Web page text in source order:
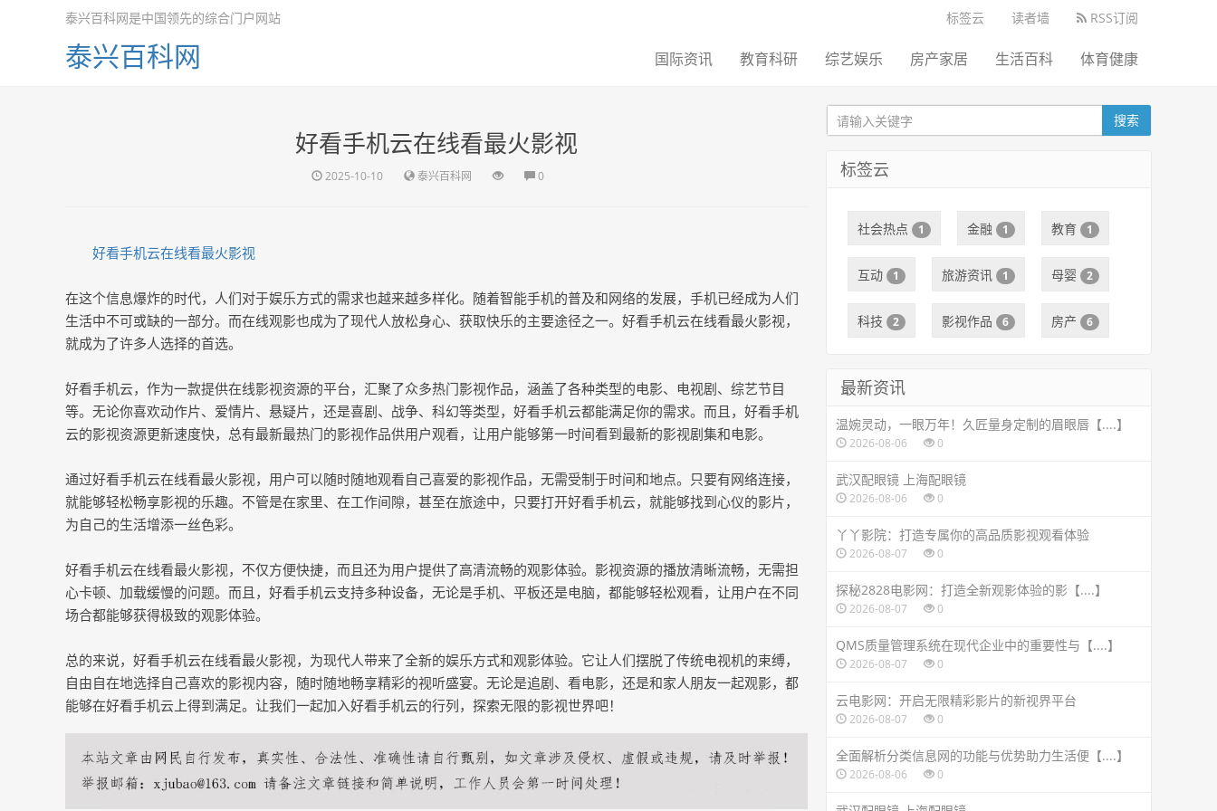
标签云 读者墙 RSS订阅
泰兴百科网是中国领先的综合门户网站
泰兴百科网 国际资讯 教育科研 综艺娱乐 房产家居 生活百科 体育健康
好看手机云在线看最火影视
2025-10-10 泰兴百科网 0
好看手机云在线看最火影视
在这个信息爆炸的时代，人们对于娱乐方式的需求也越来越多样化。随着智能手机的普及和网络的发展，手机已经成为人们
生活中不可或缺的一部分。而在线观影也成为了现代人放松身心、获取快乐的主要途径之一。好看手机云在线看最火影视，
就成为了许多人选择的首选。
好看手机云，作为一款提供在线影视资源的平台，汇聚了众多热门影视作品，涵盖了各种类型的电影、电视剧、综艺节目
等。无论你喜欢动作片、爱情片、悬疑片，还是喜剧、战争、科幻等类型，好看手机云都能满足你的需求。而且，好看手机
云的影视资源更新速度快，总有最新最热门的影视作品供用户观看，让用户能够第一时间看到最新的影视剧集和电影。
通过好看手机云在线看最火影视，用户可以随时随地观看自己喜爱的影视作品，无需受制于时间和地点。只要有网络连接，
就能够轻松畅享影视的乐趣。不管是在家里、在工作间隙，甚至在旅途中，只要打开好看手机云，就能够找到心仪的影片，
为自己的生活增添一丝色彩。
好看手机云在线看最火影视，不仅方便快捷，而且还为用户提供了高清流畅的观影体验。影视资源的播放清晰流畅，无需担
心卡顿、加载缓慢的问题。而且，好看手机云支持多种设备，无论是手机、平板还是电脑，都能够轻松观看，让用户在不同
场合都能够获得极致的观影体验。
总的来说，好看手机云在线看最火影视，为现代人带来了全新的娱乐方式和观影体验。它让人们摆脱了传统电视机的束缚，
自由自在地选择自己喜欢的影视内容，随时随地畅享精彩的视听盛宴。无论是追剧、看电影，还是和家人朋友一起观影，都
能够在好看手机云上得到满足。让我们一起加入好看手机云的行列，探索无限的影视世界吧！
搜索
标签云
社会热点 1 金融 1 教育 1
互动 1 旅游资讯 1 母婴 2
科技 2 影视作品 6 房产 6
最新资讯
温婉灵动，一眼万年！久匠量身定制的眉眼唇【....】
2026-08-06 0
武汉配眼镜 上海配眼镜
2026-08-06 0
丫丫影院：打造专属你的高品质影视观看体验
2026-08-07 0
探秘2828电影网：打造全新观影体验的影【....】
2026-08-07 0
QMS质量管理系统在现代企业中的重要性与【....】
2026-08-07 0
云电影网：开启无限精彩影片的新视界平台
2026-08-07 0
全面解析分类信息网的功能与优势助力生活便【....】
2026-08-06 0